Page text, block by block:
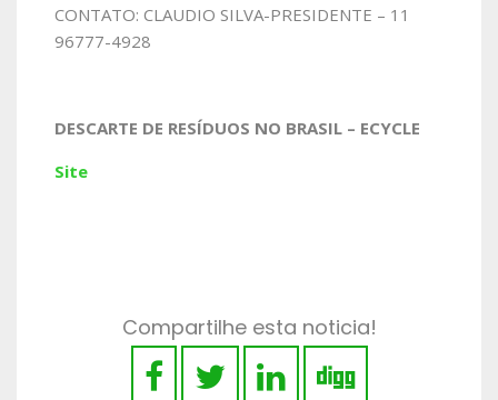
CONTATO: CLAUDIO SILVA-PRESIDENTE – 11
96777-4928
DESCARTE DE RESÍDUOS NO BRASIL – ECYCLE
Site
Compartilhe esta noticia!